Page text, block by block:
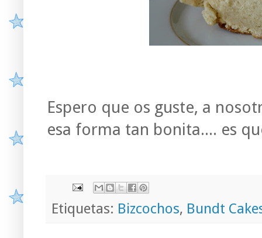
Espero que os guste, a
esa forma tan bonita.... es
Etiquetas: Bizcochos, Bundt